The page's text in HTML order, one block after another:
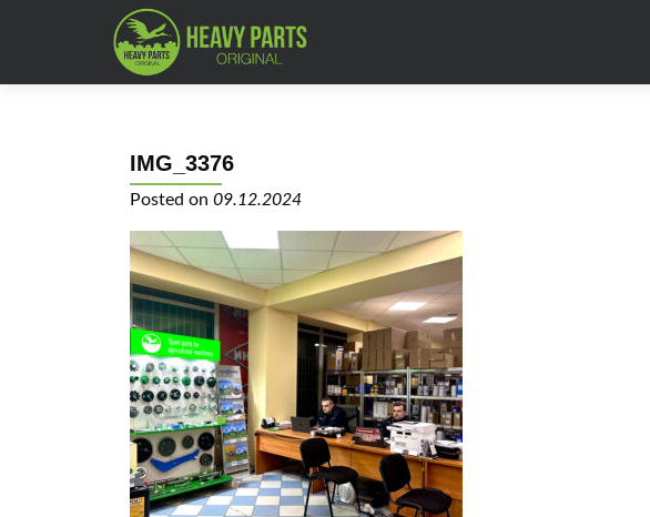
IMG_3376
Posted on 09.12.2024